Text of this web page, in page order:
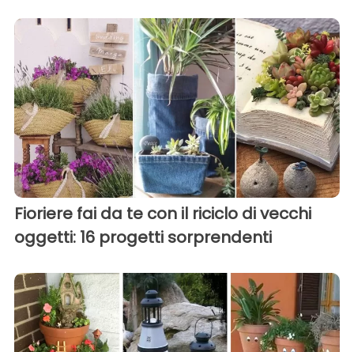
Fioriere fai da te con il riciclo di vecchi
oggetti: 16 progetti sorprendenti